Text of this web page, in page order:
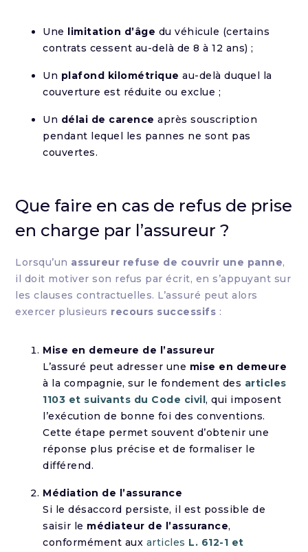
Une limitation d’âge du véhicule (certains
contrats cessent au-delà de 8 à 12 ans) ;
Un plafond kilométrique au-delà duquel la
couverture est réduite ou exclue ;
Un délai de carence après souscription
pendant lequel les pannes ne sont pas
couvertes.
Que faire en cas de refus de prise
en charge par l’assureur ?
Lorsqu’un assureur refuse de couvrir une panne,
il doit motiver son refus par écrit, en s’appuyant sur
les clauses contractuelles. L’assuré peut alors
exercer plusieurs recours successifs :
Mise en demeure de l’assureur
L’assuré peut adresser une mise en demeure
à la compagnie, sur le fondement des articles
1103 et suivants du Code civil, qui imposent
l’exécution de bonne foi des conventions.
Cette étape permet souvent d’obtenir une
réponse plus précise et de formaliser le
différend.
Médiation de l’assurance
Si le désaccord persiste, il est possible de
saisir le médiateur de l’assurance,
conformément aux articles L. 612-1 et